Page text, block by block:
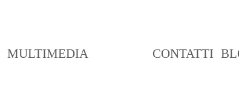
MULTIMEDIA CONTATTI